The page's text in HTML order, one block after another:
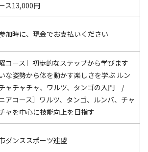
ス13,000円
加時に、現金でお支払いください
曜コース］初歩的なステップから学びます
な姿勢から体を動かす楽しさを学ぶ ルン
ャチャチャ、ワルツ、タンゴの入門 /
ニアコース］ワルツ、タンゴ、ルンバ、チャ
ャを中心に技能向上を目指す
ダンススポーツ連盟